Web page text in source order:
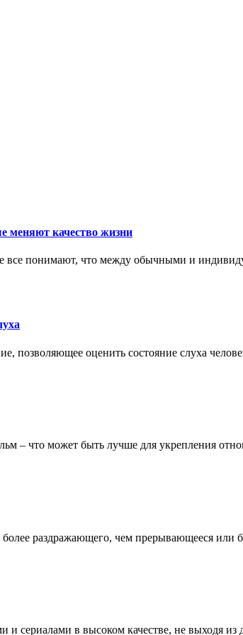
меняют качество жизни
понимают, что между обычными и
позволяющее оценить состояние слуха
– что может быть лучше для укрепления
раздражающего, чем прерывающееся или
сериалами в высоком качестве, не выходя из